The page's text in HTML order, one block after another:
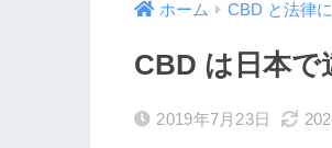
ホーム CBD と法律
CBD は日本で
2019年7月23日